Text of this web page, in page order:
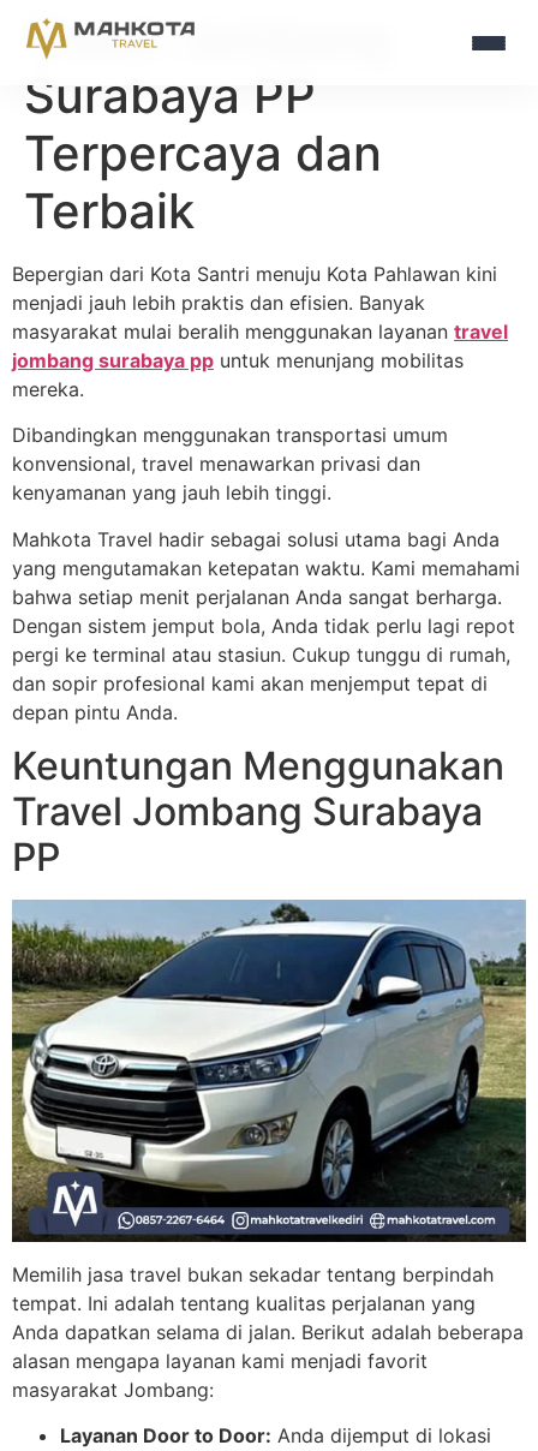
Travel Jombang
Surabaya PP
Terpercaya dan
Terbaik
Bepergian dari Kota Santri menuju Kota Pahlawan kini
menjadi jauh lebih praktis dan efisien. Banyak
masyarakat mulai beralih menggunakan layanan travel
jombang surabaya pp untuk menunjang mobilitas
mereka.
Dibandingkan menggunakan transportasi umum
konvensional, travel menawarkan privasi dan
kenyamanan yang jauh lebih tinggi.
Mahkota Travel hadir sebagai solusi utama bagi Anda
yang mengutamakan ketepatan waktu. Kami memahami
bahwa setiap menit perjalanan Anda sangat berharga.
Dengan sistem jemput bola, Anda tidak perlu lagi repot
pergi ke terminal atau stasiun. Cukup tunggu di rumah,
dan sopir profesional kami akan menjemput tepat di
depan pintu Anda.
Keuntungan Menggunakan
Travel Jombang Surabaya
PP
Memilih jasa travel bukan sekadar tentang berpindah
tempat. Ini adalah tentang kualitas perjalanan yang
Anda dapatkan selama di jalan. Berikut adalah beberapa
alasan mengapa layanan kami menjadi favorit
masyarakat Jombang:
Layanan Door to Door: Anda dijemput di lokasi